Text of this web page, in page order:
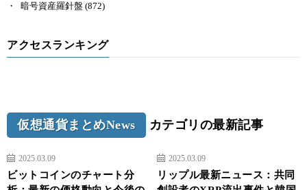
暗号資産羅針盤 (872)
アクセスランキング
仮想通貨まとめNews カテゴリの最新記事
2025.03.09
ビットコインのチャート分
2025.03.09
リップル最新ニュース：共同